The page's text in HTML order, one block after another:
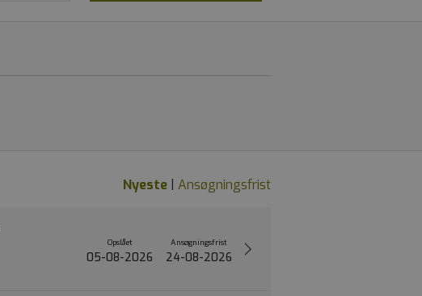
Nyeste Ansøgningsfrist
Opslået
05-08-2026
Ansøgningsfrist
24-08-2026